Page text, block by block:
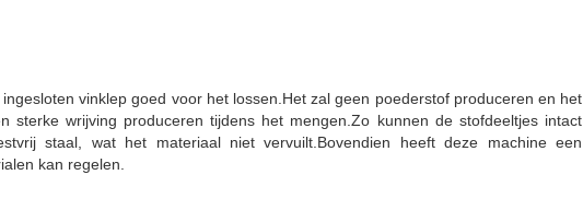
vinklep goed voor het lossen.Het zal geen poederstof produceren en het
sterke wrijving produceren tijdens het mengen.Zo kunnen de stofdeeltjes intact
staal, wat het materiaal niet vervuilt.Bovendien heeft deze machine een
kan regelen.